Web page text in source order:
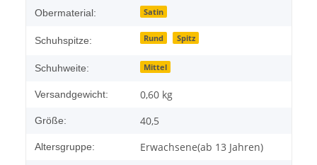
Obermaterial: Satin
Schuhspitze: Rund Spitz
Schuhweite: Mittel
Versandgewicht: 0,60 kg
Größe: 40,5
Altersgruppe: Erwachsene(ab 13 Jahren)